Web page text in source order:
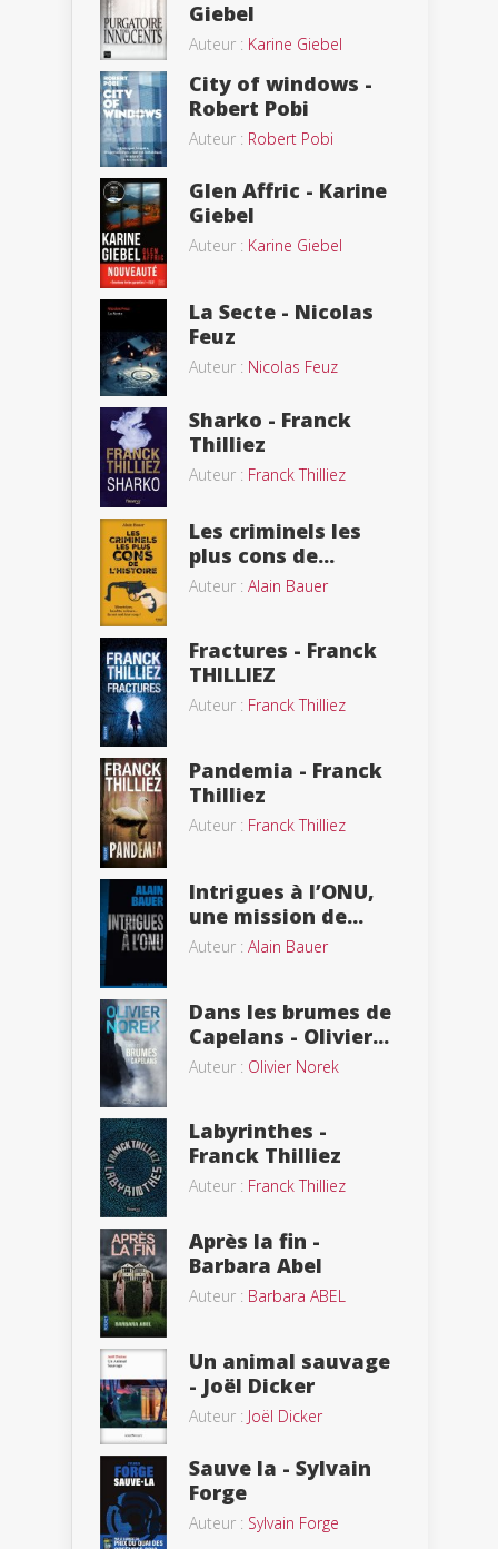
Giebel
Auteur : Karine Giebel
City of windows -
Robert Pobi
Auteur : Robert Pobi
Glen Affric - Karine
Giebel
Auteur : Karine Giebel
La Secte - Nicolas
Feuz
Auteur : Nicolas Feuz
Sharko - Franck
Thilliez
Auteur : Franck Thilliez
Les criminels les
plus cons de...
Auteur : Alain Bauer
Fractures - Franck
THILLIEZ
Auteur : Franck Thilliez
Pandemia - Franck
Thilliez
Auteur : Franck Thilliez
Intrigues à l’ONU,
une mission de...
Auteur : Alain Bauer
Dans les brumes de
Capelans - Olivier...
Auteur : Olivier Norek
Labyrinthes -
Franck Thilliez
Auteur : Franck Thilliez
Après la fin -
Barbara Abel
Auteur : Barbara ABEL
Un animal sauvage
- Joël Dicker
Auteur : Joël Dicker
Sauve la - Sylvain
Forge
Auteur : Sylvain Forge